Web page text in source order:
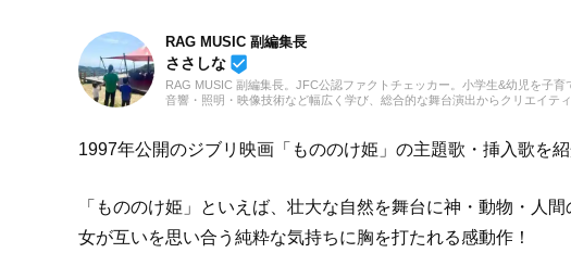
RAG MUSIC 副編集長
ささしな beenhere
RAG MUSIC 副編集長。JFC公認ファクトチェッカー。小学生&幼児を子
音響・照明・映像技術など幅広く学び、総合的な舞台演出からクリエイ
に立てれば幸いです！
1997年公開のジブリ映画「もののけ姫」の主題歌・挿入歌を紹
「もののけ姫」といえば、壮大な自然を舞台に神・動物・人
女が互いを思い合う純粋な気持ちに胸を打たれる感動作！